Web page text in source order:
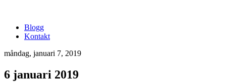
Blogg
Kontakt
måndag, januari 7, 2019
6 januari 2019